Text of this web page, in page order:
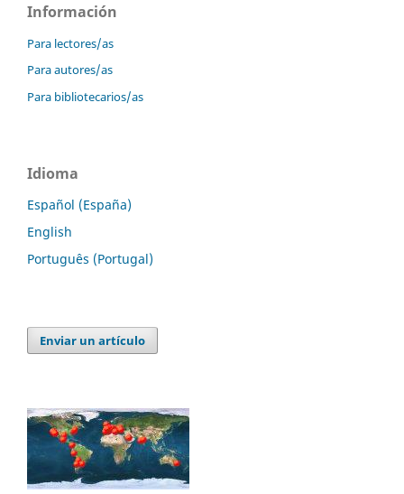
Información
Para lectores/as
Para autores/as
Para bibliotecarios/as
Idioma
Español (España)
English
Português (Portugal)
Enviar un artículo